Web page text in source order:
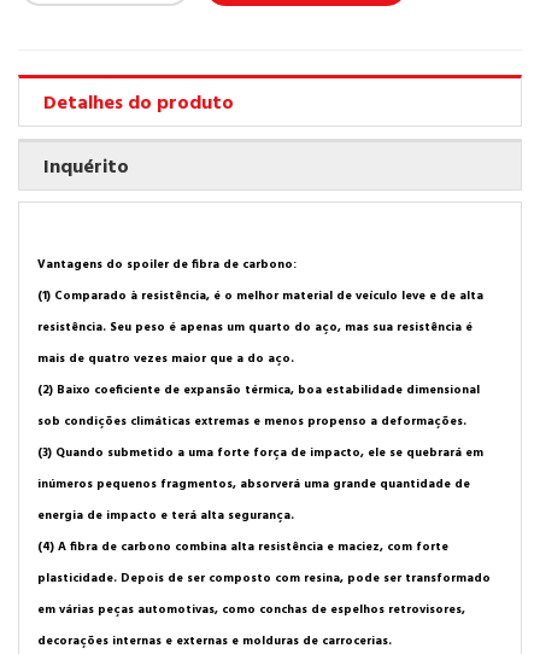
Detalhes do produto
Inquérito
Vantagens do spoiler de fibra de carbono:
(1) Comparado à resistência, é o melhor material de veículo leve e de alta
resistência. Seu peso é apenas um quarto do aço, mas sua resistência é
mais de quatro vezes maior que a do aço.
(2) Baixo coeficiente de expansão térmica, boa estabilidade dimensional
sob condições climáticas extremas e menos propenso a deformações.
(3) Quando submetido a uma forte força de impacto, ele se quebrará em
inúmeros pequenos fragmentos, absorverá uma grande quantidade de
energia de impacto e terá alta segurança.
(4) A fibra de carbono combina alta resistência e maciez, com forte
plasticidade. Depois de ser composto com resina, pode ser transformado
em várias peças automotivas, como conchas de espelhos retrovisores,
decorações internas e externas e molduras de carrocerias.